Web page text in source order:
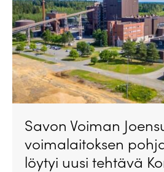
Savon Voiman
voimalaitoksen
löytyi uusi tehtävä